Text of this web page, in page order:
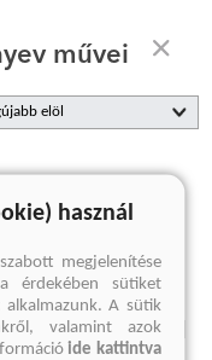
művei
találat
nyilatkozat
használ
megjelenítése
érdekében sütiket
alkalmazunk. A sütik
valamint azok
ide kattintva